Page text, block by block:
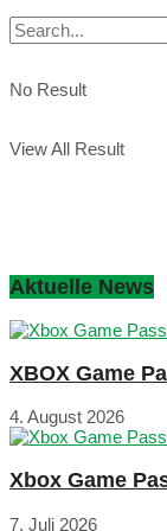
No Result
View All Result
Aktuelle News
XBOX Game
4. August 2026
Xbox Game
7. Juli 2026